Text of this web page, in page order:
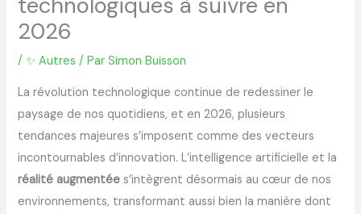
2026
/✨ Autres / ParSimon Buisson
La révolution technologique continue de redessiner le
paysage de nos quotidiens, et en 2026, plusieurs
tendances majeures s’imposent comme des vecteurs
incontournables d’innovation. L’intelligence artificielle et la
réalité augmentée s’intègrent désormais au cœur de nos
environnements, transformant aussi bien la manière dont